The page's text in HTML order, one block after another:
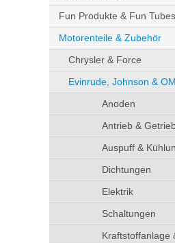
Fun Produkte & Fun Tubes
Motorenteile & Zubehör
Chrysler & Force
Evinrude, Johnson &
Anoden
Antrieb &
Auspuff &
Dichtungen
Elektrik
Schaltungen
Kraftstoffanlage